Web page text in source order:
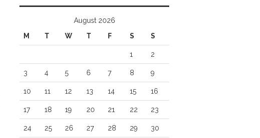
August 2026
M
T W T F S S
1 2
3 4 5 6 7 8 9
10 11 12 13 14 15 16
17 18 19 20 21 22 23
24 25 26 27 28 29 30